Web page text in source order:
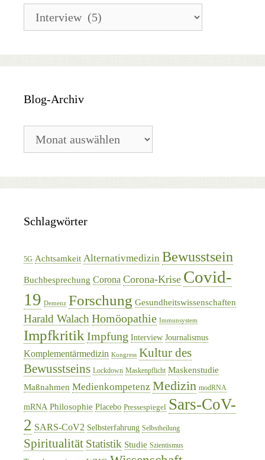
Kategorien
Blog-Archiv
Archiv
Schlagwörter
5G Achtsamkeit Alternativmedizin Bewusstsein
Buchbesprechung Corona Corona-Krise Covid-
19 Demenz Forschung Gesundheitswissenschaften
Harald Walach Homöopathie Immunsystem
Impfkritik Impfung Interview Journalismus
Komplementärmedizin Kongress Kultur des
Bewusstseins Lockdown Maskenpflicht Maskenstudie
Maßnahmen Medienkompetenz Medizin modRNA
mRNA Philosophie Placebo Pressespiegel Sars-CoV-
2 SARS-CoV2 Selbsterfahrung Selbstheilung
Spiritualität Statistik Studie Szientismus